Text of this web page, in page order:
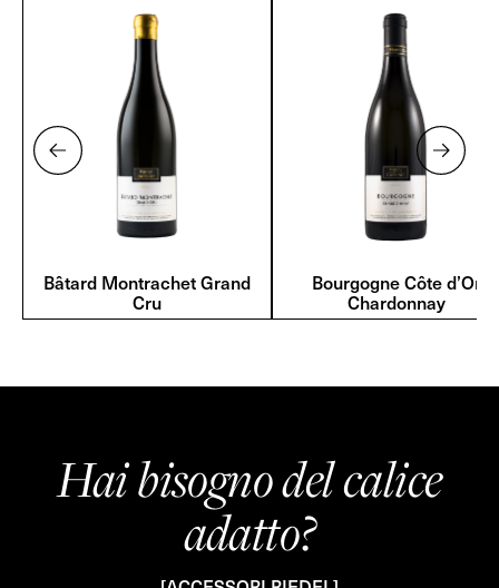
Bâtard Montrachet Grand
Cru
Bourgogne Côte d’Or
Chardonnay
Hai bisogno del calice
adatto?